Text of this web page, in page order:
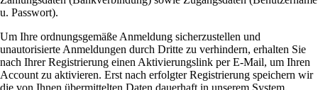
u. Passwort).
Um Ihre ordnungsgemäße Anmeldung sicherzustellen und
unautorisierte Anmeldungen durch Dritte zu verhindern, erhalten Sie
nach Ihrer Registrierung einen Aktivierungslink per E-Mail, um Ihren
Account zu aktivieren. Erst nach erfolgter Registrierung speichern wir